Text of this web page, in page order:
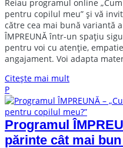
Reiau programul online
pentru copilul meu” și vă
către cea mai bună variantă
ÎMPREUNĂ într-un spațiu
pentru voi cu atenție,
angajament. Voi adapta
Citește mai mult
P
Programul
părinte cât mai